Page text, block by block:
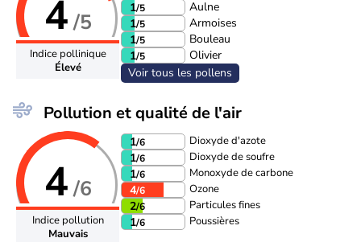
4/5
Indice pollinique
Élevé
1/5
Aulne
1/5
Armoises
1/5
Bouleau
1/5
Olivier
Voir tous les pollens
Pollution et qualité de l'air
4/6
Indice pollution
Mauvais
1/6 Dioxyde d'azote
1/6 Dioxyde de soufre
1/6 Monoxyde de carbone
4/6 Ozone
2/6 Particules fines
1/6 Poussières